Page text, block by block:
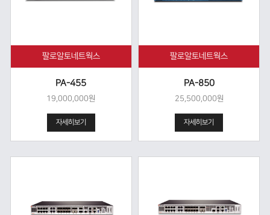
팔로알토네트웍스
PA-455
19,000,000원
자세히보기
팔로알토네트웍스
PA-850
25,500,000원
자세히보기